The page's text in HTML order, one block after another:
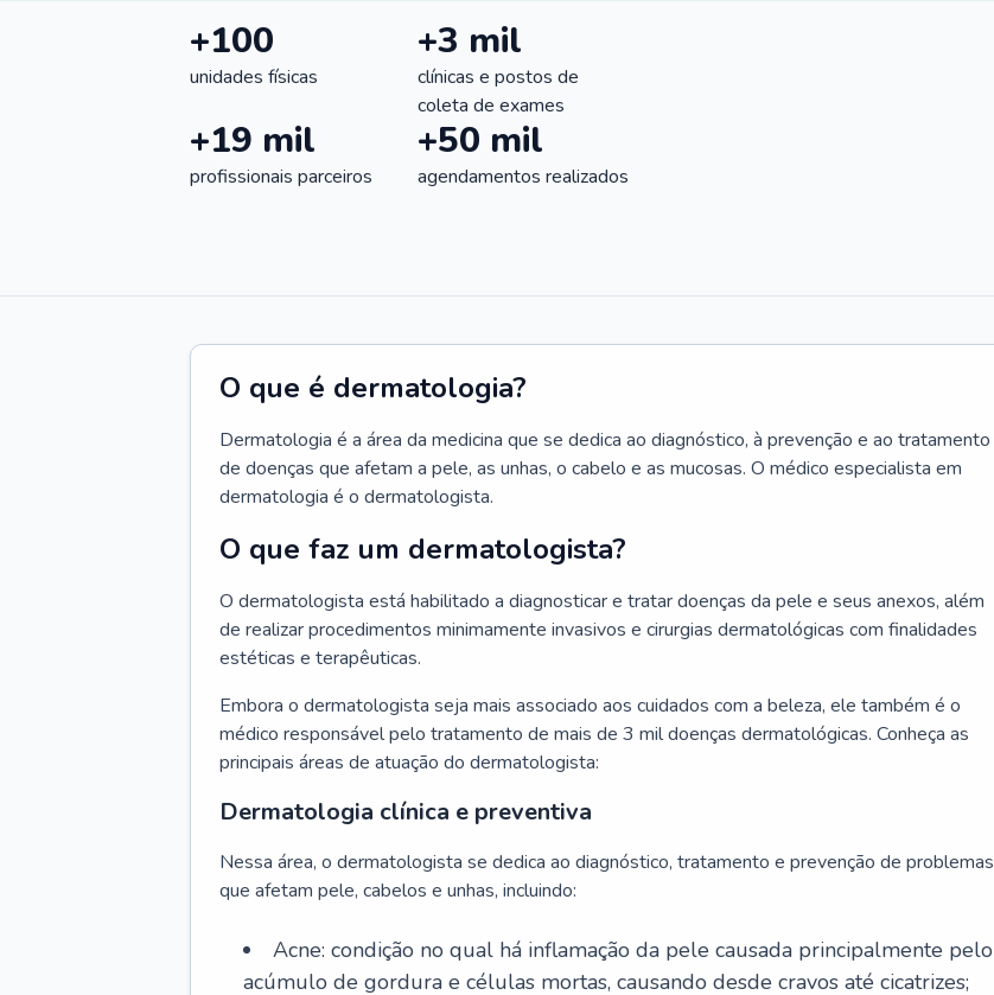
+100
unidades físicas
+3 mil
clínicas e postos de
coleta de exames
+19 mil
profissionais parceiros
+50 mil
agendamentos realizados
O que é dermatologia?
Dermatologia é a área da medicina que se dedica ao diagnóstico, à prevenção e ao tratamento
de doenças que afetam a pele, as unhas, o cabelo e as mucosas. O médico especialista em
dermatologia é o dermatologista.
O que faz um dermatologista?
O dermatologista está habilitado a diagnosticar e tratar doenças da pele e seus anexos, além
de realizar procedimentos minimamente invasivos e cirurgias dermatológicas com finalidades
estéticas e terapêuticas.
Embora o dermatologista seja mais associado aos cuidados com a beleza, ele também é o
médico responsável pelo tratamento de mais de 3 mil doenças dermatológicas. Conheça as
principais áreas de atuação do dermatologista:
Dermatologia clínica e preventiva
Nessa área, o dermatologista se dedica ao diagnóstico, tratamento e prevenção de problemas
que afetam pele, cabelos e unhas, incluindo:
Acne: condição no qual há inflamação da pele causada principalmente pelo
acúmulo de gordura e células mortas, causando desde cravos até cicatrizes;